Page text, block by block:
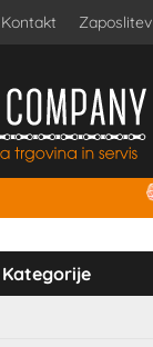
Kontakt Zaposlitev
Kategorije